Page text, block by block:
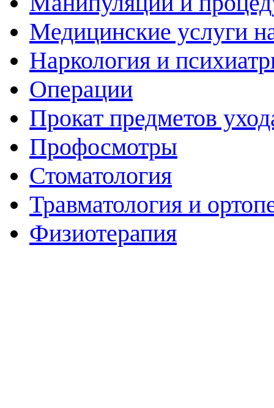
Медицинские услуги
Наркология и
Операции
Прокат предметов
Профосмотры
Стоматология
Травматология и
Физиотерапия